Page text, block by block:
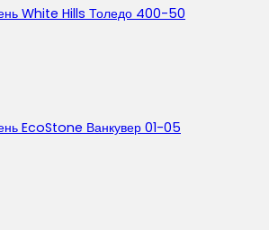
White Hills Толедо 400-50
EcoStone Ванкувер 01-05